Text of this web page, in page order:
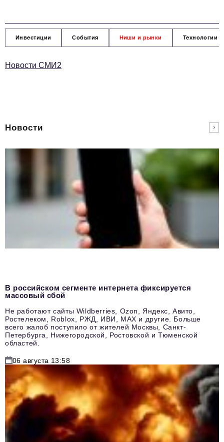
Инвестиции События Ниши и рынки Технологии
Новости СМИ2
Новости
В российском сегменте интернета фиксируется
массовый сбой
Не работают сайты Wildberries, Ozon, Яндекс, Авито,
Ростелеком, Roblox, РЖД, ИВИ, MAX и другие. Больше
всего жалоб поступило от жителей Москвы, Санкт-
Петербурга, Нижегородской, Ростовской и Тюменской
областей.
06 августа 13:58